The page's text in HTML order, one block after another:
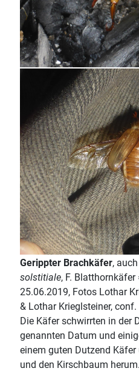
Gerippter Brachkäfer,
solstitiale, F.
25.06.2019, Fotos Lothar
& Lothar Krieglsteiner,
Die Käfer schwirrten in der
genannten Datum und
einem guten Dutzend
und den Kirschbaum